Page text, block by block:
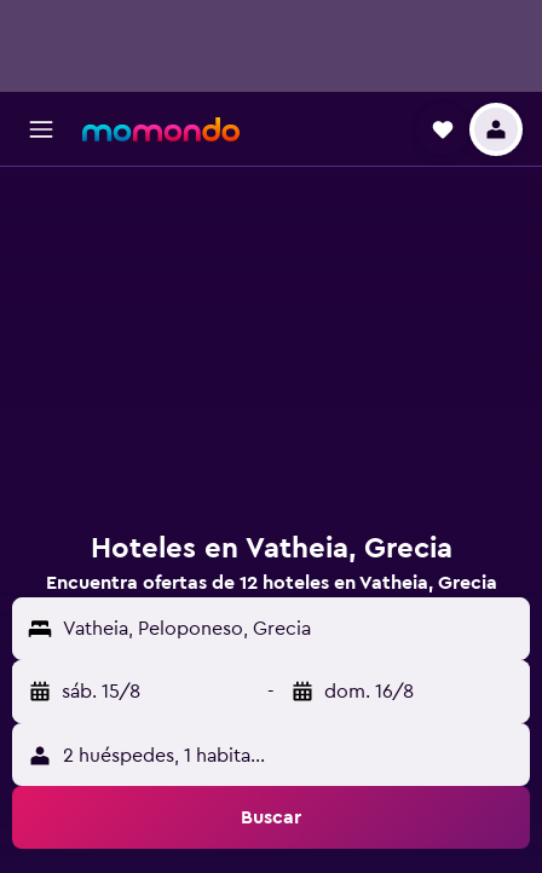
Hoteles en Vatheia, Grecia
Encuentra ofertas de 12 hoteles en Vatheia, Grecia
Vatheia, Peloponeso, Grecia
sáb. 15/8 - dom. 16/8
2 huéspedes, 1 habitación
Buscar